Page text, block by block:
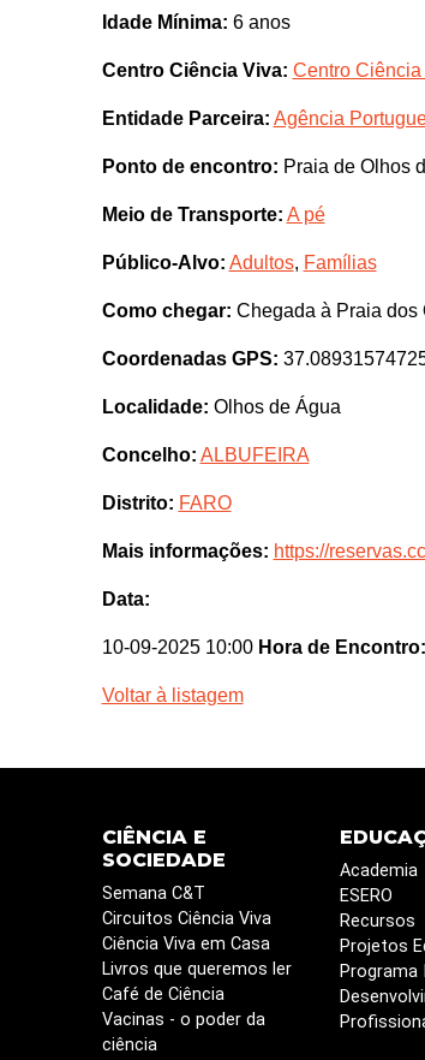
Idade Mínima: 6 anos
Centro Ciência Viva: Centro
Entidade Parceira: Agência
Ponto de encontro: Praia de Olhos
Meio de Transporte: A pé
Público-Alvo: Adultos, Famílias
Como chegar: Chegada à Praia dos
Coordenadas GPS:
Localidade: Olhos de Água
Concelho: ALBUFEIRA
Distrito: FARO
Mais informações: https://
Data:
10-09-2025 10:00 Hora de Encontro:
Voltar à listagem
CIÊNCIA E
SOCIEDADE
Semana C&T
Circuitos Ciência Viva
Ciência Viva em Casa
Livros que queremos ler
Café de Ciência
Vacinas - o poder da
ciência
Academia
ESERO
Recursos
Projetos
Programa